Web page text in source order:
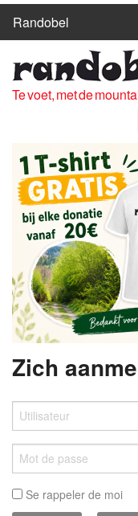
Randobel
ROUTES
CLUBS
OVER
LEDEN
ZICH AANMELDEN
GRATIS REGISTRATIE
WACHTWOORD
Te voet, met de
Zich
Se rappeler de moi